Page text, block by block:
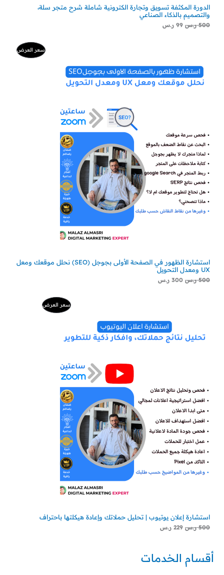
الدورة المكثفة تسويق وتجارة الكترونية شاملة شرح متجر سلة،
والتصميم بالذكاء الصناعي
500 ر.س 99 ر.س
سعر العرضمنتج
استشارة الظهور في الصفحة الأولى بجوجل (SEO) نحلل موقعك ومعل
UX ومعدل التحويل
500 ر.س
500 ر.س.
300 ر.س
300 ر.س.
سعر العرضمنتج
استشارة إعلان يوتيوب | تحليل حملاتك وإعادة هيكلتها باحتراف
500 ر.س 229 ر.س
229 ر.س.
أقسام الخدمات